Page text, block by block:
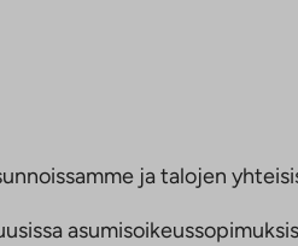
ja talojen